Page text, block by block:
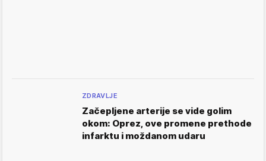
ZDRAVLJE
Začepljene arterije se vide golim
okom: Oprez, ove promene prethode
infarktu i moždanom udaru